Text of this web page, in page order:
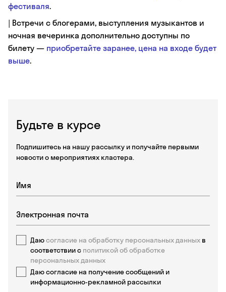
Будьте в курсе
Подпишитесь на нашу рассылку и получайте первыми
новости о мероприятиях кластера.
Даюсогласие на обработку персональных данных в
соответствии с политикой об обработке
персональных данных
Даю согласие на получение сообщений и
информационно-рекламной рассылки
фестиваля.
| Встречи с блогерами, выступления музыкантов и
ночная вечеринка дополнительно доступны по
билету — приобретайте заранее, цена на входе будет
выше.